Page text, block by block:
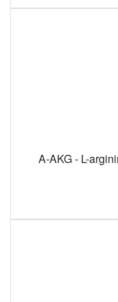
A-AKG - L-